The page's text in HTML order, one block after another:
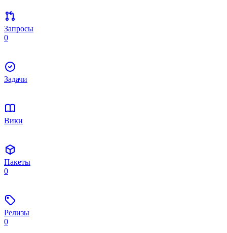
Запросы
0
Задачи
Вики
Пакеты
0
Релизы
0